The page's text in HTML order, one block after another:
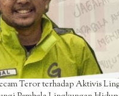
Teror terhadap Aktivis